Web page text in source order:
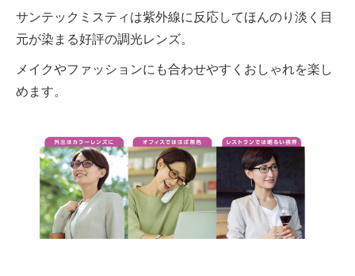
サンテックミスティは紫外線に反応してほんのり淡く目
元が染まる好評の調光レンズ。
メイクやファッションにも合わせやすくおしゃれを楽し
めます。